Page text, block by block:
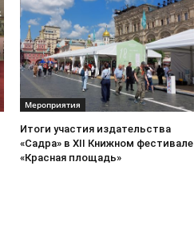
Мероприятия
Итоги участия издательства
«Садра» в XII Книжном фестивале
«Красная площадь»